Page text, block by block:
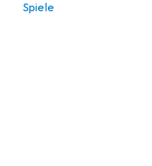
Spiele